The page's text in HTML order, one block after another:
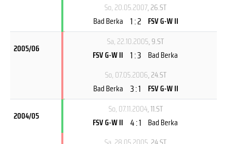
So, 20.05.2007, 26.ST
Bad Berka 1 : 2 FSV G-W II
2005/06
Sa, 22.10.2005, 9.ST
FSV G-W II 1 : 3 Bad Berka
So, 07.05.2006, 24.ST
Bad Berka 3 : 1 FSV G-W II
2004/05
So, 07.11.2004, 11.ST
FSV G-W II 4 : 1 Bad Berka